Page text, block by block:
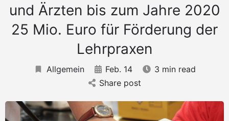
und Ärzten bis zum Jahre 2020
25 Mio. Euro für Förderung der
Lehrpraxen
Allgemein Feb. 14
3 min read
Share post